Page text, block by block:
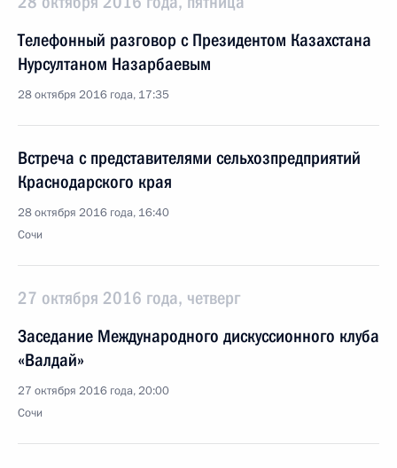
Телефонный разговор с Президентом Казахстана
Нурсултаном Назарбаевым
28 октября 2016 года, 17:35
Встреча с представителями сельхозпредприятий
Краснодарского края
28 октября 2016 года, 16:40
Сочи
27 октября 2016 года, четверг
Заседание Международного дискуссионного клуба
«Валдай»
27 октября 2016 года, 20:00
Сочи